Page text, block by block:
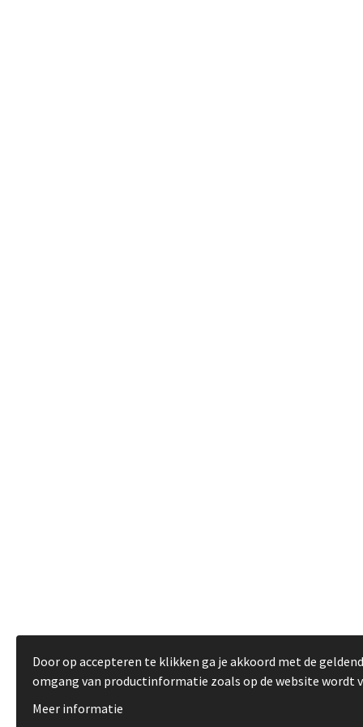
Door op accepteren te klikken ga je akkoord met de
omgang van productinformatie zoals op de website wordt
Meer informatie